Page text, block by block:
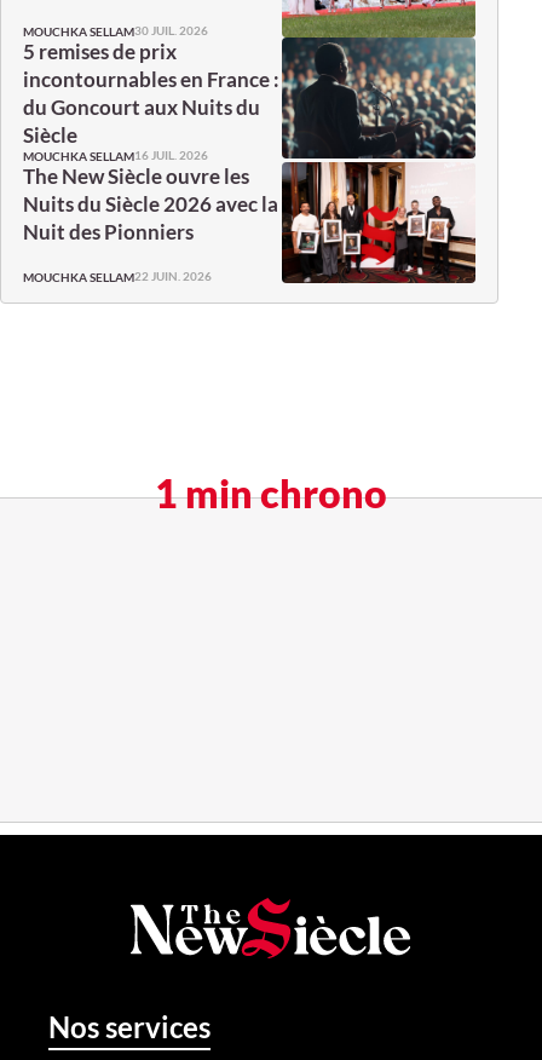
MOUCHKA SELLAM30 JUIL. 2026
5 remises de prix
incontournables en France :
du Goncourt aux Nuits du
Siècle
MOUCHKA SELLAM16 JUIL. 2026
The New Siècle ouvre les
Nuits du Siècle 2026 avec la
Nuit des Pionniers
MOUCHKA SELLAM22 JUIN. 2026
1 min chrono
Nos services